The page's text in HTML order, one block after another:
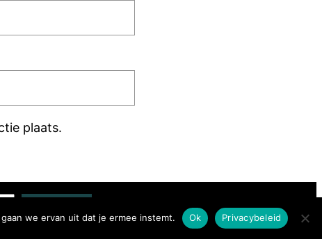
plaats.
we ervan uit dat je ermee instemt. Ok Privacybeleid